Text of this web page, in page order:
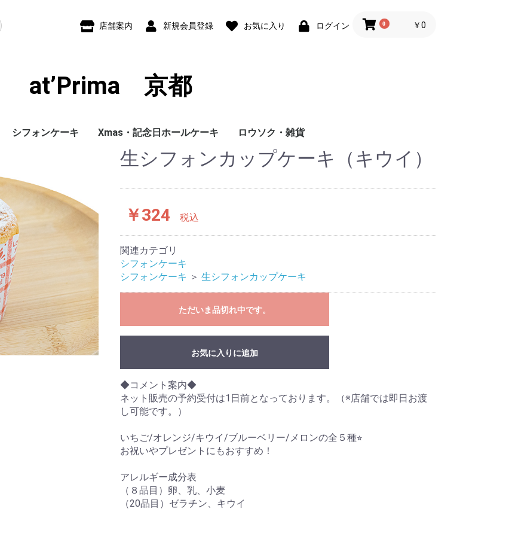
店舗案内 新規会員登録 お気に入り ログイン 0 ￥0
at’Prima 京都
シフォンケーキ Xmas・記念日ホールケーキ
Xmasケーキ
プリンセスドールケーキ
生デコレーションケーキ
タルトホールケーキ
ロウソク・雑貨
生シフォンカップケーキ（キウイ）
￥324 税込
関連カテゴリ
シフォンケーキ
シフォンケーキ ＞ 生シフォンカップケーキ
ただいま品切れ中です。
お気に入りに追加
◆コメント案内◆
ネット販売の予約受付は1日前となっております。（※店舗では即日お渡
し可能です。）
いちご/オレンジ/キウイ/ブルーベリー/メロンの全５種⭐︎
お祝いやプレゼントにもおすすめ！
アレルギー成分表
（８品目）卵、乳、小麦
（20品目）ゼラチン、キウイ